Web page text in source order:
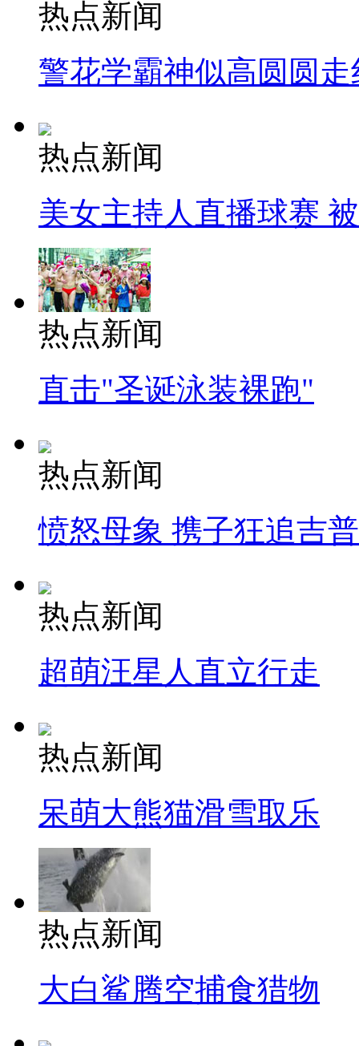
热点新闻
警花学霸神似高圆圆走
热点新闻
美女主持人直播球赛
热点新闻
直击"圣诞泳装裸跑"
热点新闻
愤怒母象 携子狂追吉
热点新闻
超萌汪星人直立行走
热点新闻
呆萌大熊猫滑雪取乐
热点新闻
大白鲨腾空捕食猎物